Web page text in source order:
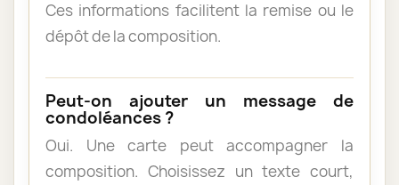
Ces informations facilitent la remise ou le
dépôt de la composition.
Peut-on ajouter un message de
condoléances ?
Oui. Une carte peut accompagner la
composition. Choisissez un texte court,